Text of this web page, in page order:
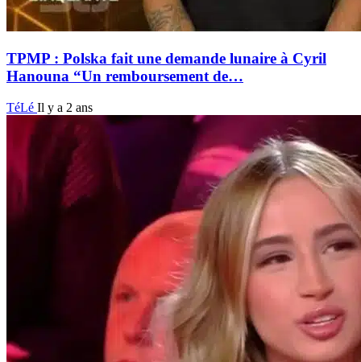
TPMP : Polska fait une demande lunaire à Cyril
Hanouna “Un remboursement de…
TéLé Il y a 2 ans